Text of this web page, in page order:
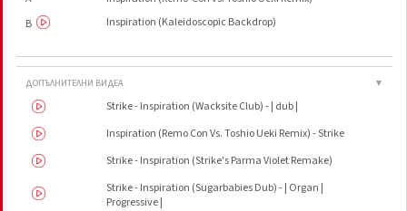
B
Inspiration (Kaleidoscopic Backdrop)
ДОПЪЛНИТЕЛНИ ВИДЕА ▼
Strike - Inspiration (Wacksite Club) - | dub |
Inspiration (Remo Con Vs. Toshio Ueki Remix) - Strike
Strike - Inspiration (Strike's Parma Violet Remake)
Strike - Inspiration (Sugarbabies Dub) - | Organ |
Progressive |